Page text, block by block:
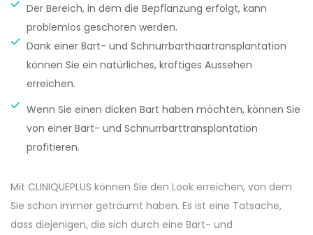
Der Bereich, in dem die Bepflanzung erfolgt, kann
problemlos geschoren werden.
Dank einer Bart- und Schnurrbarthaartransplantation
können Sie ein natürliches, kräftiges Aussehen
erreichen.
Wenn Sie einen dicken Bart haben möchten, können Sie
von einer Bart- und Schnurrbarttransplantation
profitieren.
Mit CLINIQUEPLUS können Sie den Look erreichen, von dem
Sie schon immer geträumt haben. Es ist eine Tatsache,
dass diejenigen, die sich durch eine Bart- und